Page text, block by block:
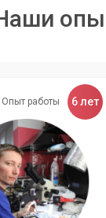
следующие
Если проблема в
исправить
мы
Опыт работы 6 лет